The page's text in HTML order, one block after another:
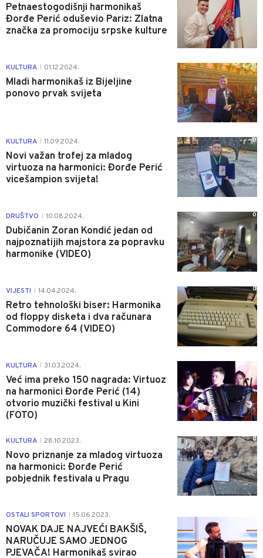
Petnaestogodišnji harmonikaš
Đorđe Perić oduševio Pariz: Zlatna
značka za promociju srpske kulture
KULTURA 01.12.2024.
Mladi harmonikaš iz Bijeljine
ponovo prvak svijeta
0
KULTURA 11.09.2024.
Novi važan trofej za mladog
virtuoza na harmonici: Đorđe Perić
vicešampion svijeta!
0
DRUŠTVO 10.08.2024.
Dubičanin Zoran Kondić jedan od
najpoznatijih majstora za popravku
harmonike (VIDEO)
0
VIJESTI 14.04.2024.
Retro tehnološki biser: Harmonika
od floppy disketa i dva računara
Commodore 64 (VIDEO)
0
KULTURA 31.03.2024.
Već ima preko 150 nagrada: Virtuoz
na harmonici Đorđe Perić (14)
otvorio muzički festival u Kini
(FOTO)
KULTURA 28.10.2023.
Novo priznanje za mladog virtuoza
na harmonici: Đorđe Perić
pobjednik festivala u Pragu
0
OSTALI SPORTOVI 15.06.2023.
NOVAK DAJE NAJVEĆI BAKŠIŠ,
NARUČUJE SAMO JEDNOG
PJEVAČA! Harmonikaš svirao